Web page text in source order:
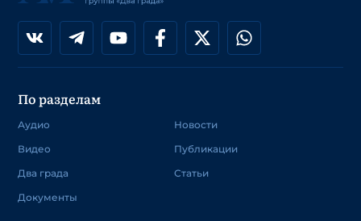
По разделам
Аудио
Видео
Два града
Документы
Новости
Публикации
Статьи